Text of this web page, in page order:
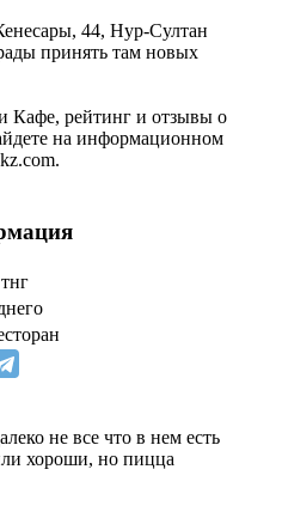
44, Нур-Султан
принять там новых
Кафе, рейтинг и отзывы о
на информационном
не все что в нем есть
хороши, но пицца